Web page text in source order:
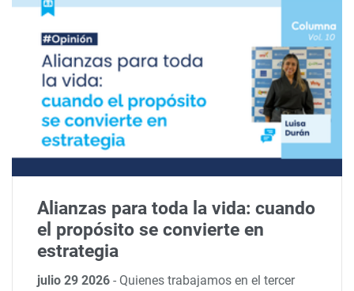
Alianzas para toda la vida: cuando
el propósito se convierte en
estrategia
julio 29 2026- Quienes trabajamos en el tercer